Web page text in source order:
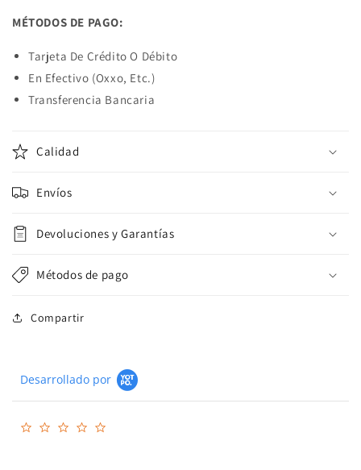
MÉTODOS DE PAGO:
Tarjeta De Crédito O Débito
En Efectivo (Oxxo, Etc.)
Transferencia Bancaria
Calidad
Envíos
Devoluciones y Garantías
Métodos de pago
Compartir
Desarrollado por